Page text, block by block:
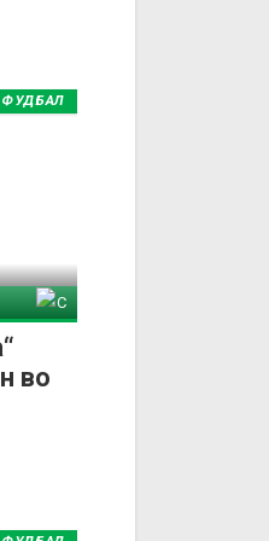
во
ФУДБАЛ